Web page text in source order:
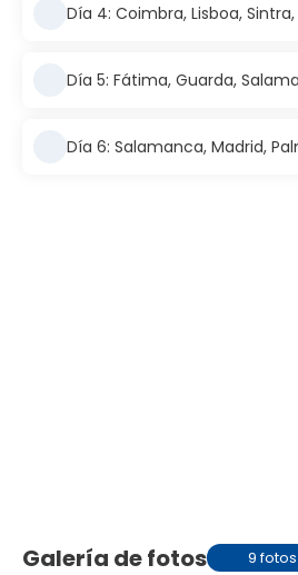
Día 4: Coimbra, Lisboa,
Día 5: Fátima, Guarda,
Día 6: Salamanca, Madrid,
Galería de fotos 9 fotos